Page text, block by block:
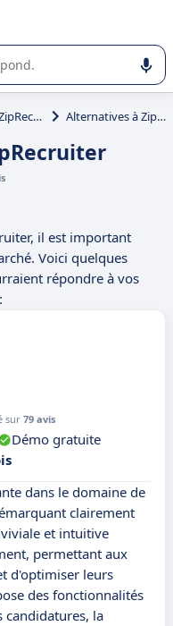
ou la sélection de
ZipRecruiter Alternatives à ZipRecruiter
il est important
Voici quelques
répondre à vos
sur 79 avis
Démo gratuite
dans le domaine de
clairement
et intuitive
permettant aux
d'optimiser leurs
des fonctionnalités
candidatures, la